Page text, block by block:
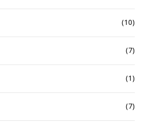
(10)
(7)
(1)
(7)